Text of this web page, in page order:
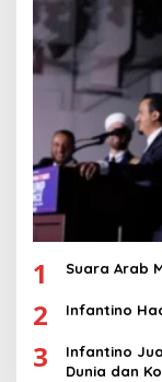
1 Suara Arab
2 Infantino
3
Infantino
Dunia dan